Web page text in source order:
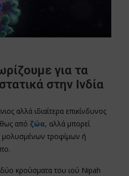
για τα
στην Ινδία
αλλά ιδιαίτερα επικίνδυνος
από ζώα, αλλά μπορεί
μολυσμένων τροφίμων ή
δύο κρούσματα του ιού Nipah